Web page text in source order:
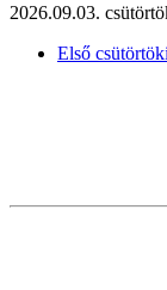
2026.09.03.
Első